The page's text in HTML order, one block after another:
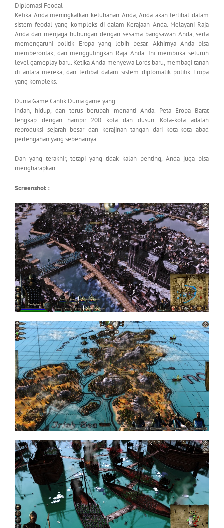
Diplomasi Feodal
Ketika Anda meningkatkan ketuhanan Anda, Anda akan terlibat dalam
sistem feodal yang kompleks di dalam Kerajaan Anda. Melayani Raja
Anda dan menjaga hubungan dengan sesama bangsawan Anda, serta
memengaruhi politik Eropa yang lebih besar. Akhirnya Anda bisa
memberontak, dan menggulingkan Raja Anda. Ini membuka seluruh
level gameplay baru. Ketika Anda menyewa Lords baru, membagi tanah
di antara mereka, dan terlibat dalam sistem diplomatik politik Eropa
yang kompleks.
Dunia Game Cantik Dunia game yang
indah, hidup, dan terus berubah menanti Anda. Peta Eropa Barat
lengkap dengan hampir 200 kota dan dusun. Kota-kota adalah
reproduksi sejarah besar dan kerajinan tangan dari kota-kota abad
pertengahan yang sebenarnya.
Dan yang terakhir, tetapi yang tidak kalah penting, Anda juga bisa
mengharapkan …
Screenshot :